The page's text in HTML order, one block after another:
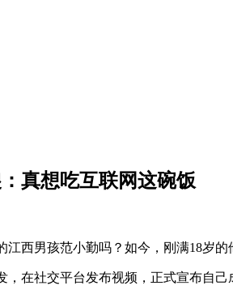
真想吃互联网这碗饭
西男孩范小勤吗？如今，刚满18岁
在社交平台发布视频，正式宣布自